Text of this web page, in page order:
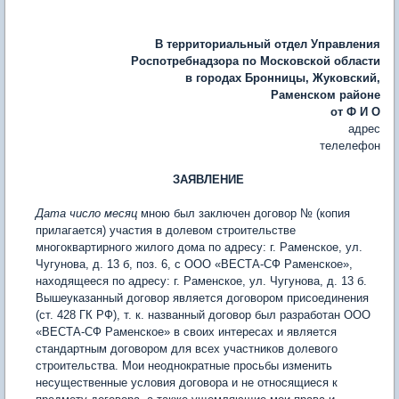
В территориальный отдел Управления
Роспотребнадзора по Московской области
в городах Бронницы, Жуковский,
Раменском районе
от Ф И О
адрес
телелефон
ЗАЯВЛЕНИЕ
Дата число месяц мною был заключен договор № (копия
прилагается) участия в долевом строительстве
многоквартирного жилого дома по адресу: г. Раменское, ул.
Чугунова, д. 13 б, поз. 6, с ООО «ВЕСТА-СФ Раменское»,
находящееся по адресу: г. Раменское, ул. Чугунова, д. 13 б.
Вышеуказанный договор является договором присоединения
(ст. 428 ГК РФ), т. к. названный договор был разработан ООО
«ВЕСТА-СФ Раменское» в своих интересах и является
стандартным договором для всех участников долевого
строительства. Мои неоднократные просьбы изменить
несущественные условия договора и не относящиеся к